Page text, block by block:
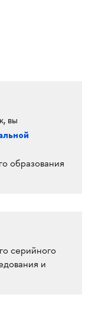
вы
образования
серийного
и